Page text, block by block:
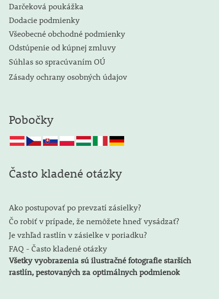
Darčeková poukážka
Dodacie podmienky
Všeobecné obchodné podmienky
Odstúpenie od kúpnej zmluvy
Súhlas so spracúvaním OÚ
Zásady ochrany osobných údajov
Pobočky
Často kladené otázky
Ako postupovať po prevzatí zásielky?
Čo robiť v prípade, že nemôžete hneď vysádzať?
Je vzhľad rastlín v zásielke v poriadku?
FAQ - Často kladené otázky
Všetky vyobrazenia sú ilustračné fotografie starších
rastlín, pestovaných za optimálnych podmienok